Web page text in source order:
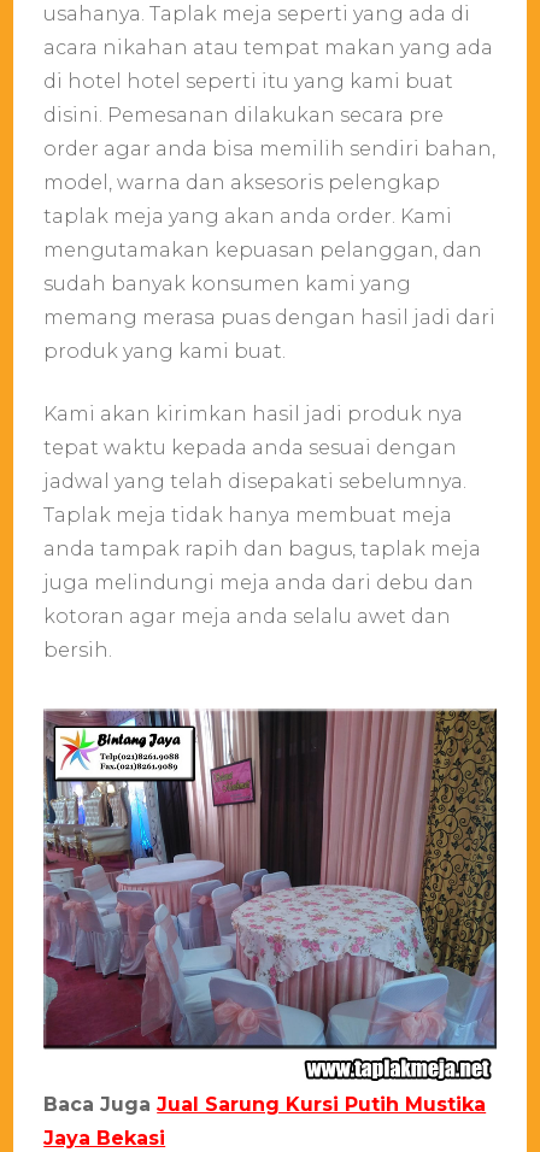
usahanya. Taplak meja seperti yang ada di
acara nikahan atau tempat makan yang ada
di hotel hotel seperti itu yang kami buat
disini. Pemesanan dilakukan secara pre
order agar anda bisa memilih sendiri bahan,
model, warna dan aksesoris pelengkap
taplak meja yang akan anda order. Kami
mengutamakan kepuasan pelanggan, dan
sudah banyak konsumen kami yang
memang merasa puas dengan hasil jadi dari
produk yang kami buat.
Kami akan kirimkan hasil jadi produk nya
tepat waktu kepada anda sesuai dengan
jadwal yang telah disepakati sebelumnya.
Taplak meja tidak hanya membuat meja
anda tampak rapih dan bagus, taplak meja
juga melindungi meja anda dari debu dan
kotoran agar meja anda selalu awet dan
bersih.
Baca JugaJual Sarung Kursi Putih Mustika
Jaya Bekasi